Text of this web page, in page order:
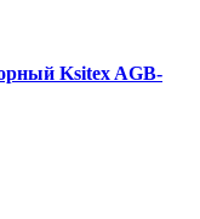
Ksitex AGB-